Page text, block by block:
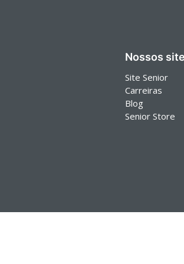
Nossos
Site Senior
Carreiras
Blog
Senior Store